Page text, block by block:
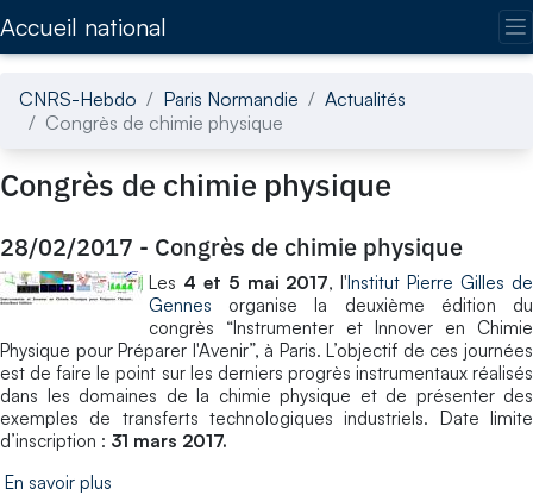
Accueil national
CNRS-Hebdo Paris Normandie
Actualités
Congrès de chimie physique
Congrès de chimie physique
28/02/2017 - Congrès de chimie physique
Les 4 et 5 mai 2017, l'Institut Pierre Gilles de
Gennes organise la deuxième édition du
congrès “Instrumenter et Innover en Chimie
Physique pour Préparer l'Avenir”, à Paris. L’objectif de ces journées
est de faire le point sur les derniers progrès instrumentaux réalisés
dans les domaines de la chimie physique et de présenter des
exemples de transferts technologiques industriels. Date limite
d’inscription : 31 mars 2017.
En savoir plus